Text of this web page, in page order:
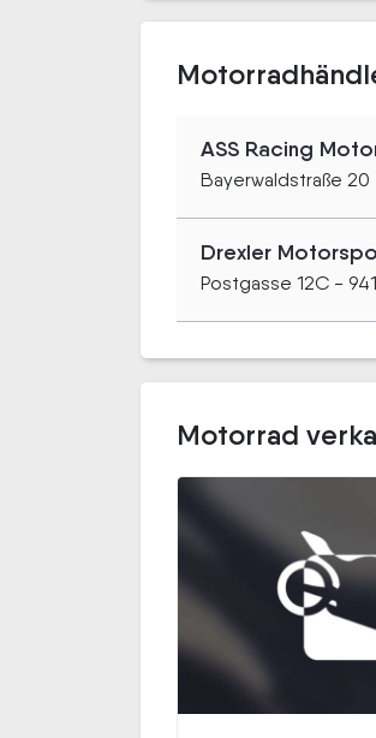
ASS Racing
Bayerwaldstraße 20
Drexler
Postgasse 12C -
Motorrad